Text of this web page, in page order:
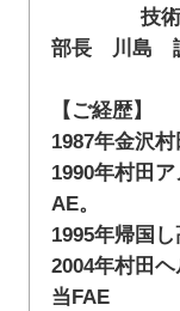
技術企画
部長 川島
【ご経歴】
1987年金沢
1990年村田
AE。
1995年帰国
2004年村田
当FAE